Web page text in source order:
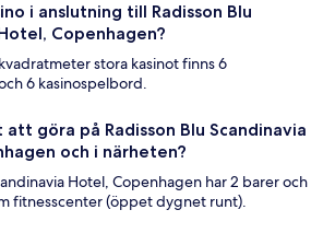
i anslutning till Radisson Blu
Copenhagen?
stora kasinot finns 6
6 kasinospelbord.
göra på Radisson Blu Scandinavia
och i närheten?
Hotel, Copenhagen har 2 barer och
fitnesscenter (öppet dygnet runt).